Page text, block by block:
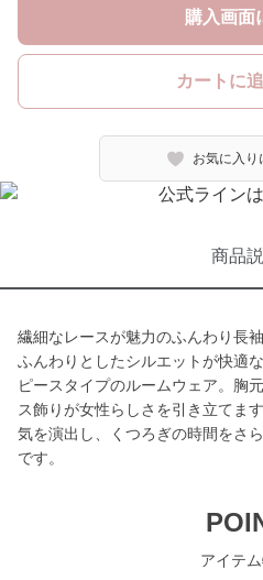
購入画面
カートに
お気に入り
商品
繊細なレースが魅力のふんわり長
ふんわりとしたシルエットが快適
ピースタイプのルームウェア。胸
ス飾りが女性らしさを引き立てま
気を演出し、くつろぎの時間をさ
です。
アイテ